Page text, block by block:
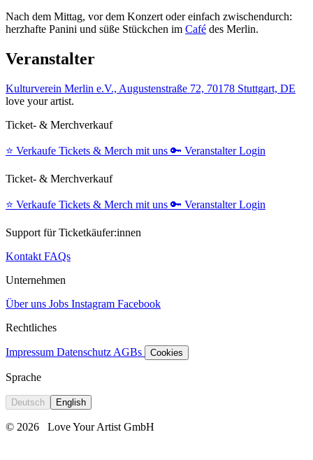
Nach dem Mittag, vor dem Konzert oder einfach zwischendurch:
herzhafte Panini und süße Stückchen im Café des Merlin.
Veranstalter
Kulturverein Merlin e.V., Augustenstraße 72, 70178 Stuttgart, DE
love your artist.
Ticket- & Merchverkauf
⭐️ Verkaufe Tickets & Merch mit uns 🔑 Veranstalter Login
Ticket- & Merchverkauf
⭐️ Verkaufe Tickets & Merch mit uns 🔑 Veranstalter Login
Support für Ticketkäufer:innen
Kontakt FAQs
Unternehmen
Über uns Jobs Instagram Facebook
Rechtliches
Impressum Datenschutz AGBs Cookies
Sprache
Deutsch English
© 2026 Love Your Artist GmbH